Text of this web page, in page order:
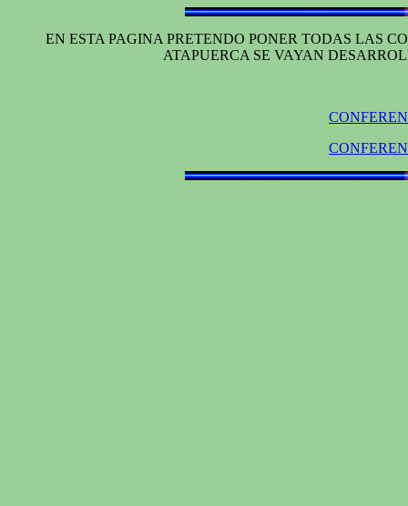
EN ESTA PAGINA PRETENDO PONER TODAS LAS
ATAPUERCA SE VAYAN